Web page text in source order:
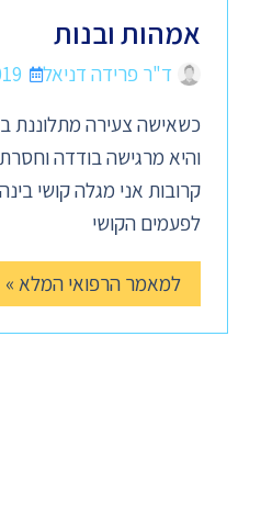
אמהות ובנות
ד"ר פרידה דניאל
כשאישה צעירה מתלוננת
והיא מרגישה בודדה
קרובות אני מגלה קושי
לפעמים הקושי
למאמר הרפואי המלא »